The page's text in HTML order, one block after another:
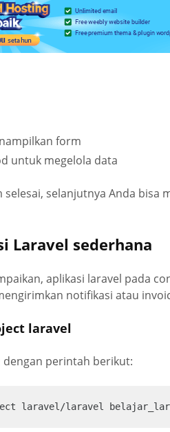
form
untuk megelola data
selesai, selanjutnya Anda
Laravel sederhana
aplikasi laravel pada
notifikasi atau
laravel
perintah berikut:
laravel/laravel